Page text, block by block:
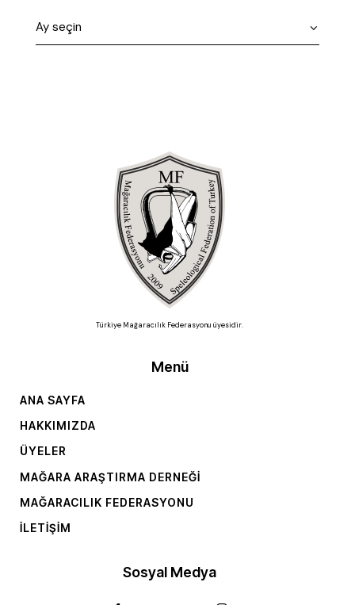
Türkiye Mağaracılık Federasyonu üyesidir.
Menü
ANA SAYFA
HAKKIMIZDA
ÜYELER
MAĞARA ARAŞTIRMA DERNEĞI
MAĞARACILIK FEDERASYONU
İLETIŞIM
Sosyal Medya